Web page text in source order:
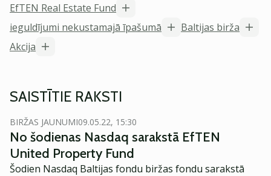
EfTEN Real Estate Fund
ieguldījumi nekustamajā īpašumā
Baltijas birža
Akcija
SAISTĪTIE RAKSTI
BIRŽAS JAUNUMI09.05.22, 15:30
No šodienas Nasdaq sarakstā EfTEN
United Property Fund
Šodien Nasdaq Baltijas fondu biržas fondu sarakstā